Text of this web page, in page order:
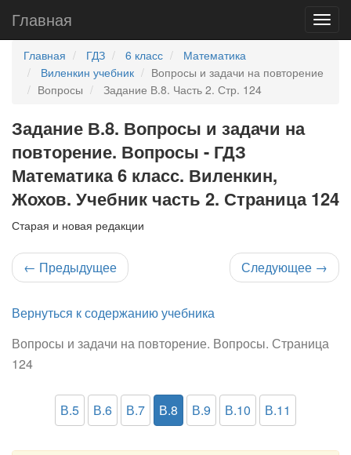
Главная
Главная ГДЗ 6 класс
Математика
Виленкин учебник
Вопросы и задачи на повторение
Вопросы
Задание В.8. Часть 2. Стр. 124
Задание В.8. Вопросы и задачи на
повторение. Вопросы - ГДЗ
Математика 6 класс. Виленкин,
Жохов. Учебник часть 2. Страница 124
Старая и новая редакции
← Предыдущее Следующее →
Вернуться к содержанию учебника
Вопросы и задачи на повторение. Вопросы. Страница
124
В.5 В.6 В.7 В.8 В.9 В.10 В.11